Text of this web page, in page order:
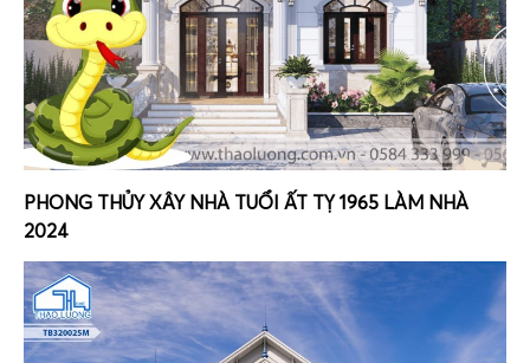
PHONG THỦY XÂY NHÀ TUỔI ẤT TỴ 1965 LÀM NHÀ
2024